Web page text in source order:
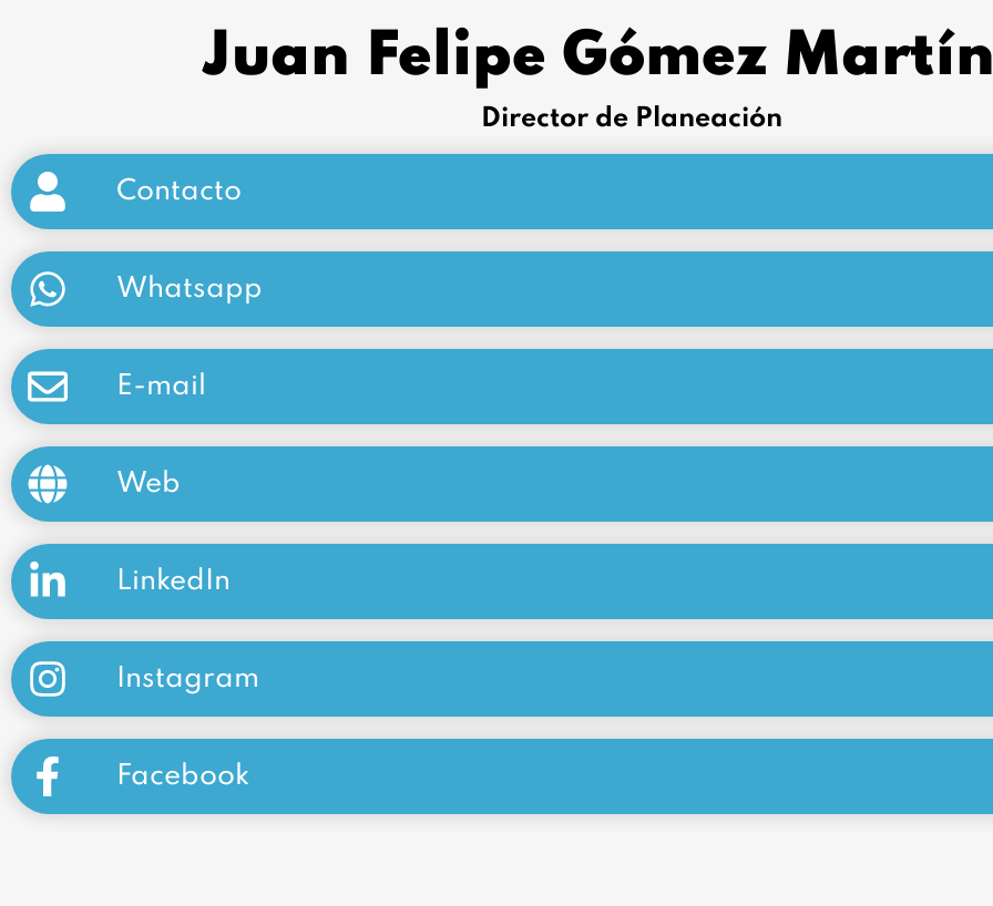
Juan Felipe Gómez
Director de Planeación
Contacto
Whatsapp
E-mail
Web
LinkedIn
Instagram
Facebook